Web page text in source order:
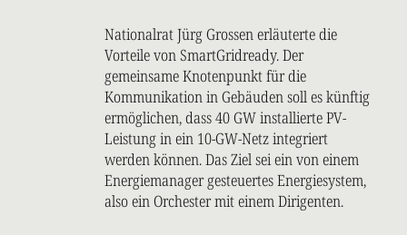
Nationalrat Jürg Grossen erläuterte die
Vorteile von SmartGridready. Der
gemeinsame Knotenpunkt für die
Kommunikation in Gebäuden soll es künftig
ermöglichen, dass 40 GW installierte PV-
Leistung in ein 10-GW-Netz integriert
werden können. Das Ziel sei ein von einem
Energiemanager gesteuertes Energiesystem,
also ein Orchester mit einem Dirigenten.